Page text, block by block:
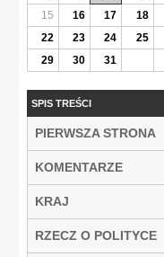
15
16 17 18
22
23 24 25
29
30 31
SPIS TREŚCI
PIERWSZA STRONA
KOMENTARZE
KRAJ
RZECZ O POLITYCE